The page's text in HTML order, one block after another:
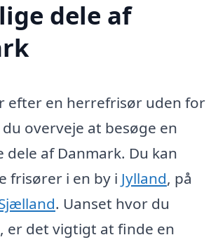
dele af
efter en herrefrisør uden for
du overveje at besøge en
dele af Danmark. Du kan
frisører i en by i Jylland, på
. Uanset hvor du
er det vigtigt at finde en